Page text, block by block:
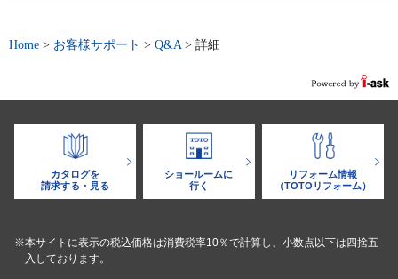
Home > お客様サポート > Q&A > 詳細
カタログを
請求する・見る
ショールームに
行く
リフォーム情報
（TOTOリフォーム）
※本サイトに表示の税込価格は消費税率10％で計算し、小数点以下は四捨五
入しております。